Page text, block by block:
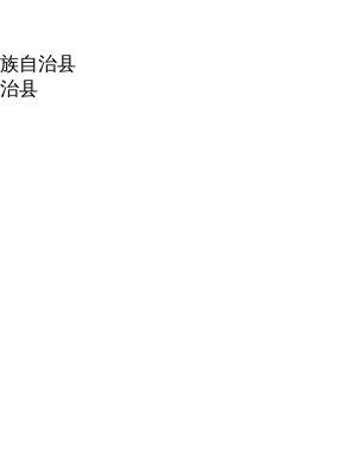
自治县
县